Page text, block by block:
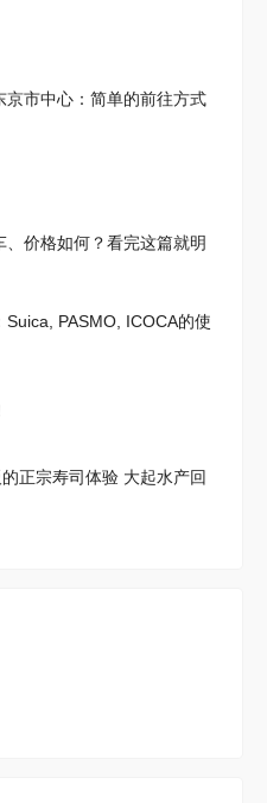
京市中心：简单的前往方式
、价格如何？看完这篇就明
Suica, PASMO, ICOCA的使
的正宗寿司体验 大起水产回